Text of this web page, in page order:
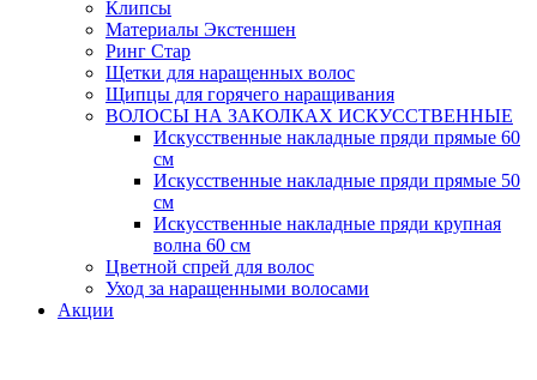
Клипсы
Материалы Экстеншен
Ринг Стар
Щетки для наращенных волос
Щипцы для горячего наращивания
ВОЛОСЫ НА ЗАКОЛКАХ ИСКУССТВЕННЫЕ
Искусственные накладные пряди прямые 60
см
Искусственные накладные пряди прямые 50
см
Искусственные накладные пряди крупная
волна 60 см
Цветной спрей для волос
Уход за наращенными волосами
Акции